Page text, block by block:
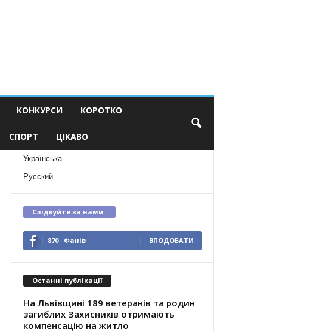
КОНКУРСИ КОРОТКО
СПОРТ ЦІКАВО
Українська
Русский
Слідкуйте за нами :
870 Фанів ВПОДОБАТИ
Останні публікації
На Львівщині 189 ветеранів та родин
загиблих Захисників отримають
компенсацію на житло